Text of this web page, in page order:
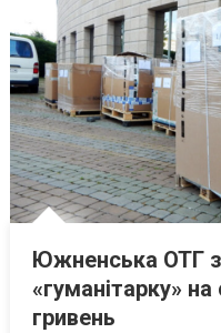
Южненська ОТГ
«гуманітарку»
гривень